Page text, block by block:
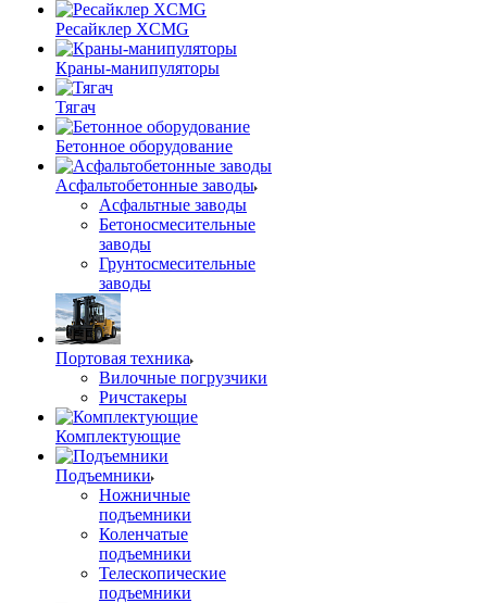
Ресайклер XCMG
Краны-манипуляторы
Тягач
Бетонное оборудование
Асфальтобетонные заводы
Асфальтные заводы
Бетоносмесительные
заводы
Грунтосмесительные
заводы
Портовая техника
Вилочные погрузчики
Ричстакеры
Комплектующие
Подъемники
Ножничные
подъемники
Коленчатые
подъемники
Телескопические
подъемники